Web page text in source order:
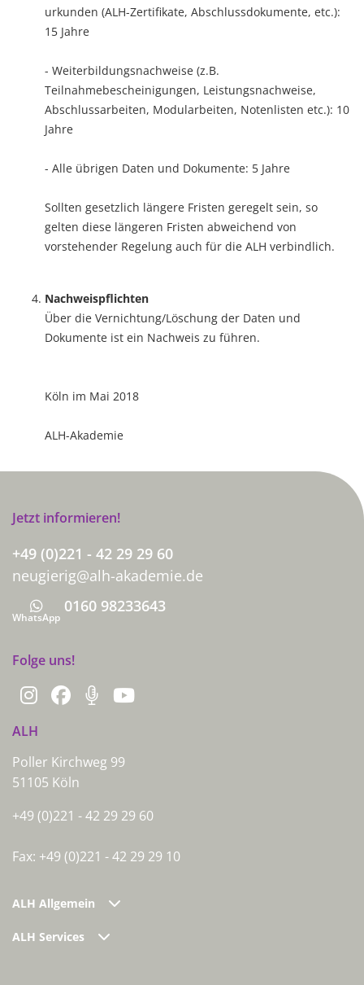
urkunden (ALH-Zertifikate, Abschlussdokumente, etc.):
15 Jahre
- Weiterbildungsnachweise (z.B.
Teilnahmebescheinigungen, Leistungsnachweise,
Abschlussarbeiten, Modularbeiten, Notenlisten etc.): 10
Jahre
- Alle übrigen Daten und Dokumente: 5 Jahre
Sollten gesetzlich längere Fristen geregelt sein, so
gelten diese längeren Fristen abweichend von
vorstehender Regelung auch für die ALH verbindlich.
Nachweispflichten
Über die Vernichtung/Löschung der Daten und
Dokumente ist ein Nachweis zu führen.
Köln im Mai 2018
ALH-Akademie
Jetzt informieren!
+49 (0)221 - 42 29 29 60
neugierig@alh-akademie.de
Whatsapp
WhatsApp
0160 98233643
Folge uns!
ALH
Poller Kirchweg 99
51105 Köln
+49 (0)221 - 42 29 29 60
Fax: +49 (0)221 - 42 29 29 10
ALH Allgemein
ALH Services